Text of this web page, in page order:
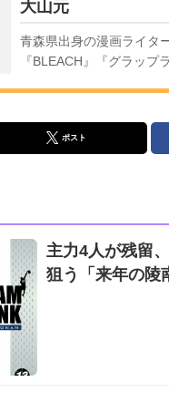
大山元
青森県出身の漫画ライタ
『BLEACH』『グラップ
ポスト
主力4人が残留
狙う「来年の陵